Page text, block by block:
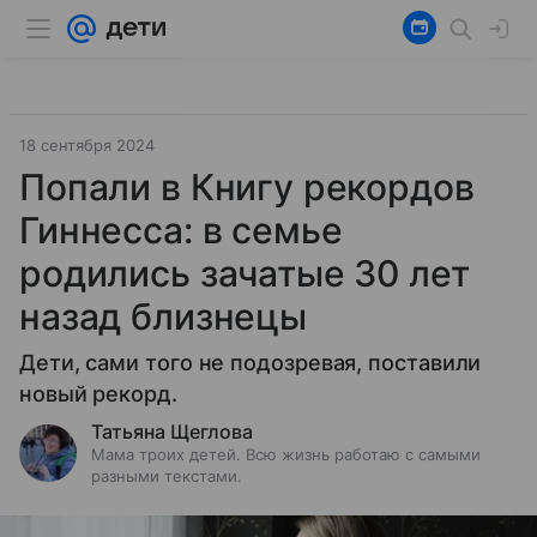
18 сентября 2024
Попали в Книгу рекордов
Гиннесса: в семье
родились зачатые 30 лет
назад близнецы
Дети, сами того не подозревая, поставили
новый рекорд.
Татьяна Щеглова
Мама троих детей. Всю жизнь работаю с самыми
разными текстами.